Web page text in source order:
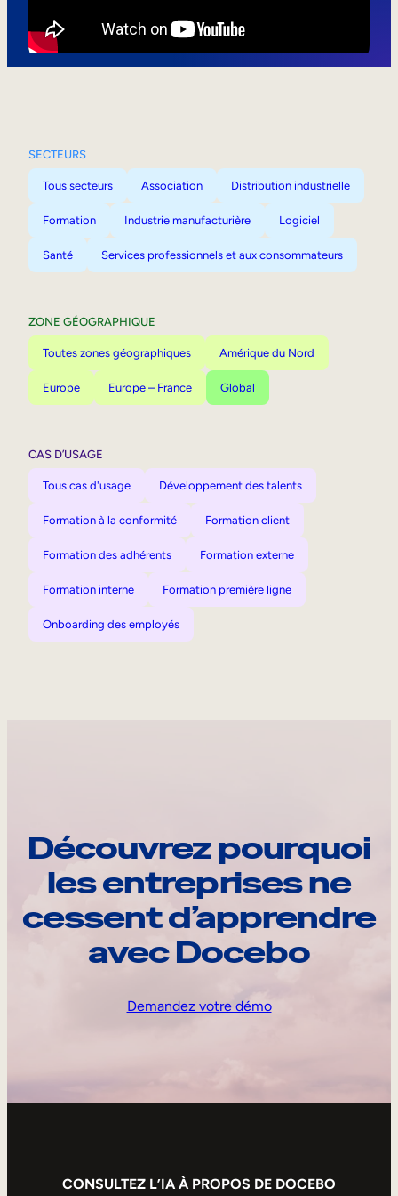
SECTEURS
Tous secteurs Association Distribution industrielle
Formation Industrie manufacturière Logiciel
Santé Services professionnels et aux consommateurs
ZONE GÉOGRAPHIQUE
Toutes zones géographiques Amérique du Nord
Europe Europe – France Global
CAS D’USAGE
Tous cas d'usage Développement des talents
Formation à la conformité Formation client
Formation des adhérents Formation externe
Formation interne Formation première ligne
Onboarding des employés
Découvrez pourquoi
les entreprises ne
cessent d’apprendre
avec Docebo
Demandez votre démo
CONSULTEZ L’IA À PROPOS DE DOCEBO